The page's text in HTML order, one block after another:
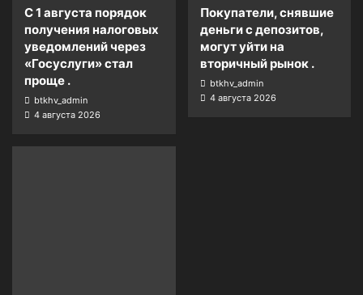
С 1 августа порядок
получения налоговых
уведомлений через
«Госуслуги» стал
проще .
btkhv_admin
4 августа 2026
Покупатели, снявшие
деньги с депозитов,
могут уйти на
вторичный рынок .
btkhv_admin
4 августа 2026